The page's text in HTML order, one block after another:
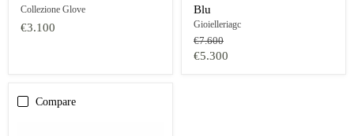
Collezione Glove
€3.100
Blu
Gioielleriagc
Prezzo
originale
€7.600
Prezzo
€5.300
Compare